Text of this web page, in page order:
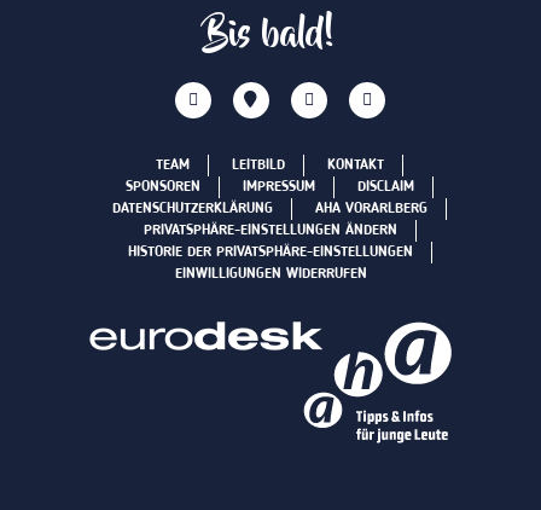
Bis bald!
TEAM LEITBILD
KONTAKT
SPONSOREN
IMPRESSUM
DISCLAIM
DATENSCHUTZERKLÄRUNG
AHA VORARLBERG
PRIVATSPHÄRE-EINSTELLUNGEN ÄNDERN
HISTORIE DER PRIVATSPHÄRE-EINSTELLUNGEN
EINWILLIGUNGEN WIDERRUFEN